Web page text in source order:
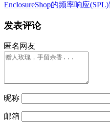
EnclosureShop的频率响应
发表评论
匿名网友
昵称
邮箱